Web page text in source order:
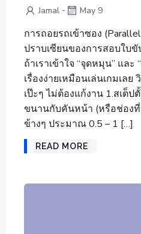
Jamal - May 9
การถอยรถเข้าซอง
ปราบเซียนของการสอบใบ
ถ้าเราเข้าใจ “จุดหมุน” และ
เรื่องง่ายเหมือนเล่นเกมเล
เป๊ะๆ ไม่ต้องแก้งาน 1.สเต็
ขนานกับคันหน้า (หรือช่องที่
ข้างๆ ประมาณ 0.5 – 1 […]
READ MORE